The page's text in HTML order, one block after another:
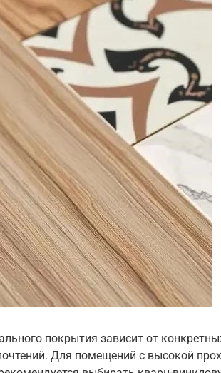
покрытия зависит от
Для помещений с высокой